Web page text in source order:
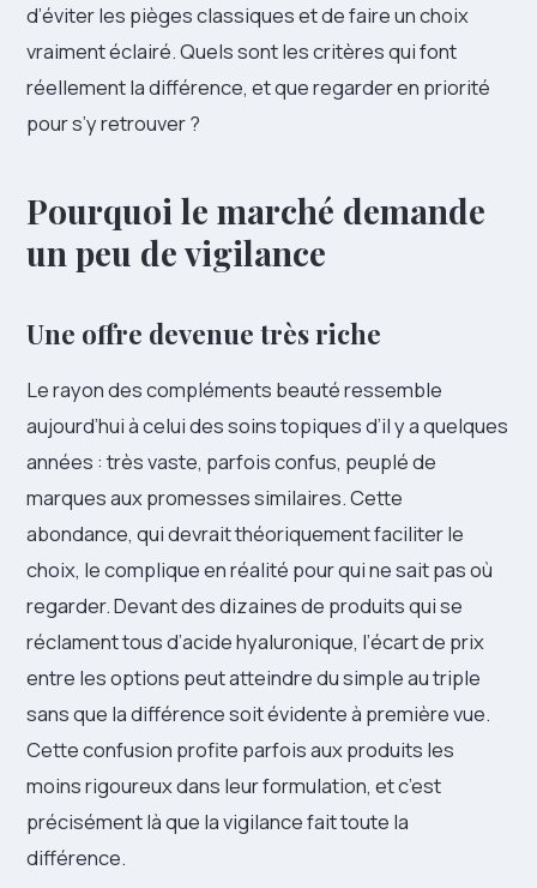
d’éviter les pièges classiques et de faire un choix
vraiment éclairé. Quels sont les critères qui font
réellement la différence, et que regarder en priorité
pour s’y retrouver ?
Pourquoi le marché demande
un peu de vigilance
Une offre devenue très riche
Le rayon des compléments beauté ressemble
aujourd’hui à celui des soins topiques d’il y a quelques
années : très vaste, parfois confus, peuplé de
marques aux promesses similaires. Cette
abondance, qui devrait théoriquement faciliter le
choix, le complique en réalité pour qui ne sait pas où
regarder. Devant des dizaines de produits qui se
réclament tous d’acide hyaluronique, l’écart de prix
entre les options peut atteindre du simple au triple
sans que la différence soit évidente à première vue.
Cette confusion profite parfois aux produits les
moins rigoureux dans leur formulation, et c’est
précisément là que la vigilance fait toute la
différence.